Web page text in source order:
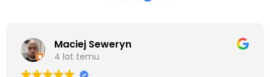
Maciej Seweryn
4 lat temu